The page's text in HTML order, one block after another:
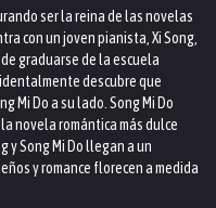
ser la reina de las novelas
con un joven pianista, Xi Song,
graduarse de la escuela
descubre que
Mi Do a su lado. Song Mi Do
novela romántica más dulce
y Song Mi Do llegan a un
y romance florecen a medida